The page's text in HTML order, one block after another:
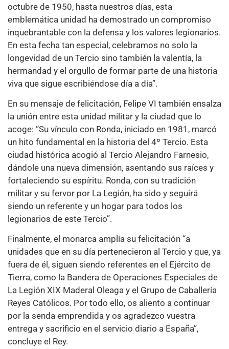
octubre de 1950, hasta nuestros días, esta
emblemática unidad ha demostrado un compromiso
inquebrantable con la defensa y los valores legionarios.
En esta fecha tan especial, celebramos no solo la
longevidad de un Tercio sino también la valentía, la
hermandad y el orgullo de formar parte de una historia
viva que sigue escribiéndose día a día”.
En su mensaje de felicitación, Felipe VI también ensalza
la unión entre esta unidad militar y la ciudad que lo
acoge: “Su vínculo con Ronda, iniciado en 1981, marcó
un hito fundamental en la historia del 4º Tercio. Esta
ciudad histórica acogió al Tercio Alejandro Farnesio,
dándole una nueva dimensión, asentando sus raíces y
fortaleciendo su espíritu. Ronda, con su tradición
militar y su fervor por La Legión, ha sido y seguirá
siendo un referente y un hogar para todos los
legionarios de este Tercio”.
Finalmente, el monarca amplía su felicitación “a
unidades que en su día pertenecieron al Tercio y que, ya
fuera de él, siguen siendo referentes en el Ejército de
Tierra, como la Bandera de Operaciones Especiales de
La Legión XIX Maderal Oleaga y el Grupo de Caballería
Reyes Católicos. Por todo ello, os aliento a continuar
por la senda emprendida y os agradezco vuestra
entrega y sacrificio en el servicio diario a España”,
concluye el Rey.